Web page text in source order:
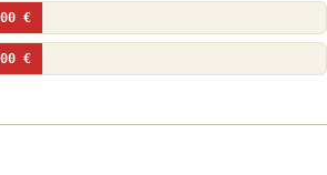
€
€